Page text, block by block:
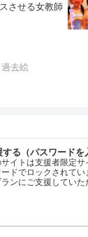
させる女教師
去絵
する（パスワードを
サイトは支援者限定
ードでロックされて
ランにご支援してい